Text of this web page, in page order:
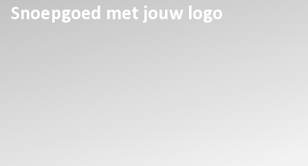
Snoepgoed met jouw logo